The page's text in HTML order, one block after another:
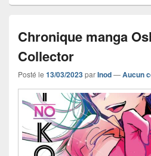
Chronique manga
Collector
Posté le 13/03/2023parInod—Aucun